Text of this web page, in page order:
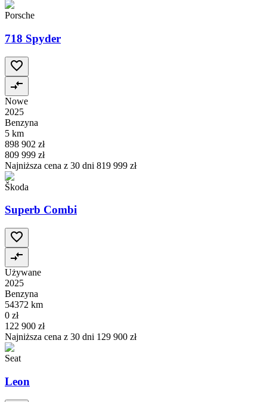
Porsche
718 Spyder
Nowe
2025
Benzyna
5 km
898 902 zł
809 999 zł
Najniższa cena z 30 dni 819 999 zł
Škoda
Superb Combi
Używane
2025
Benzyna
54372 km
0 zł
122 900 zł
Najniższa cena z 30 dni 129 900 zł
Seat
Leon